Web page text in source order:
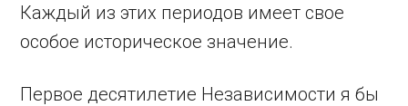
Каждый из этих периодов имеет свое
особое историческое значение.
Первое десятилетие Независимости я бы